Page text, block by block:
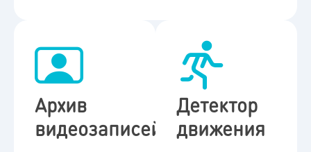
Архив
видеозаписей
Детектор
движения